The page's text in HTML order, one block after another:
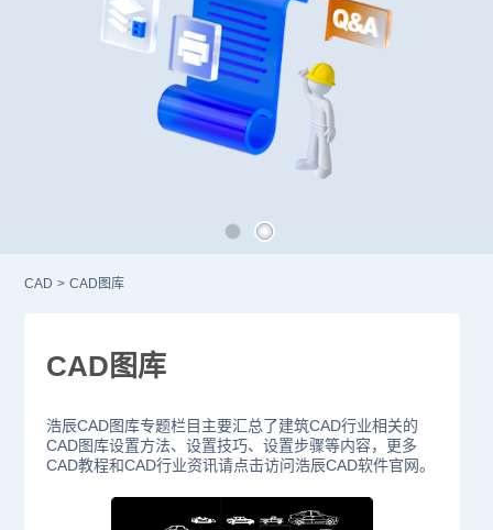
CAD > CAD图库
CAD图库
浩辰CAD图库专题栏目主要汇总了建筑CAD行业相关的
CAD图库设置方法、设置技巧、设置步骤等内容，更多
CAD教程和CAD行业资讯请点击访问浩辰CAD软件官网。